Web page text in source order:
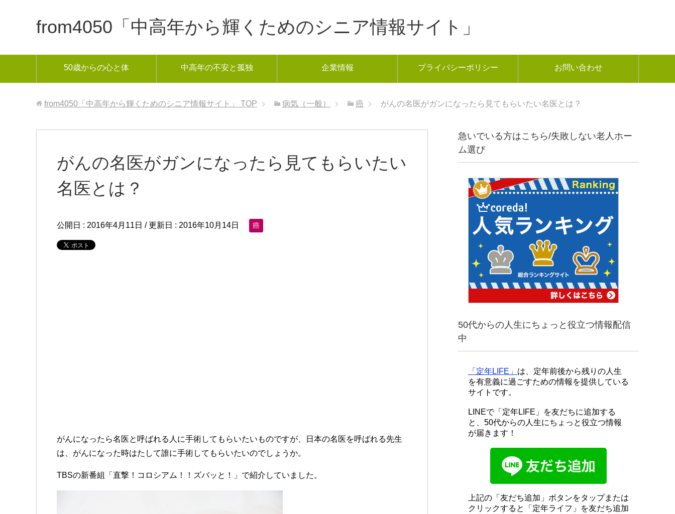
from4050「中高年から輝くためのシニア情報サイト」
50歳からの心と体 中高年の不安と孤独 企業情報 プライバシーポリシー お問い合わせ
from4050「中高年から輝くためのシニア情報サイト」 TOP 病気（一般） 癌 がんの名医がガンになったら見てもらいたい名医とは？
がんの名医がガンになったら見てもらいたい
名医とは？
公開日 : 2016年4月11日 / 更新日 : 2016年10月14日 癌
がんになったら名医と呼ばれる人に手術してもらいたいものですが、日本の名医を呼ばれる先生
は、がんになった時はたして誰に手術してもらいたいのでしょうか。
TBSの新番組「直撃！コロシアム！！ズバッと！」で紹介していました。
急いでいる方はこちら/失敗しない老人ホー
ム選び
50代からの人生にちょっと役立つ情報配信
中
「定年LIFE」 は、定年前後から残りの人生
を有意義に過ごすための情報を提供している
サイトです。
LINEで「定年LIFE」を友だちに追加する
と、50代からの人生にちょっと役立つ情報
が届きます！
上記の「友だち追加」ボタンをタップまたは
クリックすると「定年ライフ」を友だち追加